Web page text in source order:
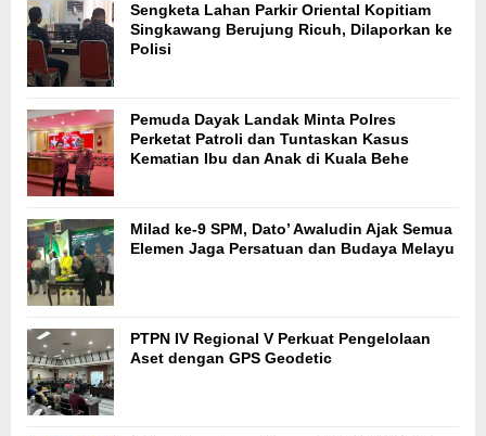
Sengketa Lahan Parkir Oriental Kopitiam
Singkawang Berujung Ricuh, Dilaporkan ke
Polisi
Pemuda Dayak Landak Minta Polres
Perketat Patroli dan Tuntaskan Kasus
Kematian Ibu dan Anak di Kuala Behe
Milad ke-9 SPM, Dato’ Awaludin Ajak Semua
Elemen Jaga Persatuan dan Budaya Melayu
PTPN IV Regional V Perkuat Pengelolaan
Aset dengan GPS Geodetic